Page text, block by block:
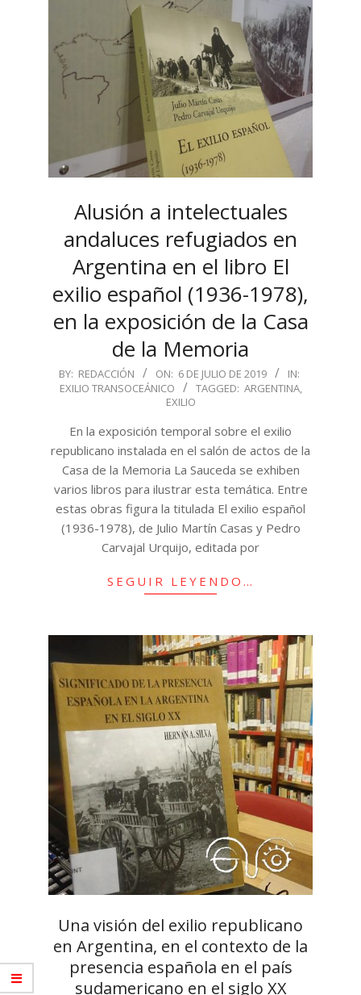
Alusión a intelectuales
andaluces refugiados en
Argentina en el libro El
exilio español (1936-1978),
en la exposición de la Casa
de la Memoria
2019-
07-
BY: REDACCIÓN ON: 6 DE JULIO DE 2019
IN:
EXILIO TRANSOCEÁNICO
TAGGED: ARGENTINA,
EXILIO
En la exposición temporal sobre el exilio
republicano instalada en el salón de actos de la
Casa de la Memoria La Sauceda se exhiben
varios libros para ilustrar esta temática. Entre
estas obras figura la titulada El exilio español
(1936-1978), de Julio Martín Casas y Pedro
Carvajal Urquijo, editada por
SEGUIR LEYENDO…
Una visión del exilio republicano
en Argentina, en el contexto de la
presencia española en el país
sudamericano en el siglo XX